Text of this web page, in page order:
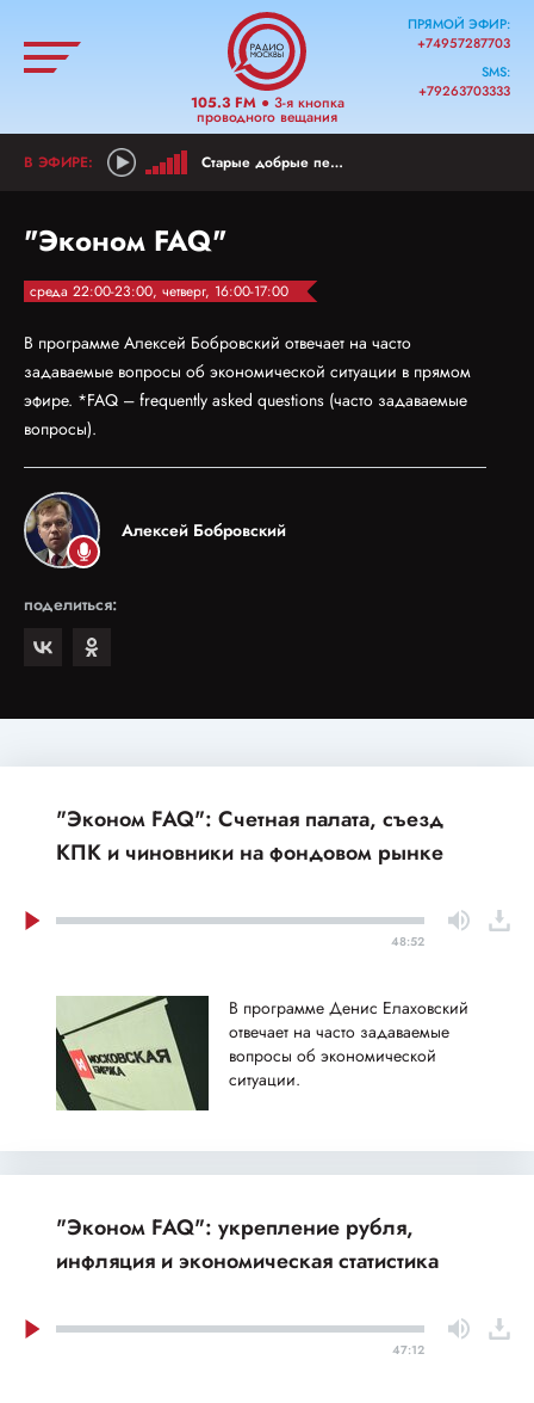
105.3 FM● 3-я кнопка
проводного вещания
ПРЯМОЙ ЭФИР:
+74957287703
SMS:
+79263703333
Старые добрые песни
"Эконом FAQ"
среда 22:00-23:00, четверг, 16:00-17:00
В программе Алексей Бобровский отвечает на часто
задаваемые вопросы об экономической ситуации в прямом
эфире. *FAQ – frequently asked questions (часто задаваемые
вопросы).
Алексей Бобровский
поделиться:
"Эконом FAQ": Счетная палата, съезд
КПК и чиновники на фондовом рынке
48:52
В программе Денис Елаховский
отвечает на часто задаваемые
вопросы об экономической
ситуации.
"Эконом FAQ": укрепление рубля,
инфляция и экономическая статистика
47:12